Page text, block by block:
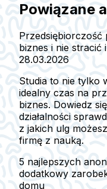
Powiązane
Przedsiębiorczość
biznes i nie stracić
28.03.2026
Studia to nie tylko
idealny czas na
biznes. Dowiedz
działalności
z jakich ulg
firmę z nauką.
5 najlepszych
dodatkowy
domu